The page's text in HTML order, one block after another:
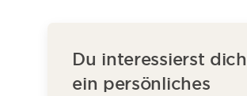
Du interessierst
ein persönliches